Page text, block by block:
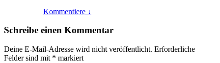
Kommentiere ↓
Schreibe einen Kommentar
Deine E-Mail-Adresse wird nicht veröffentlicht. Erforderliche
Felder sind mit * markiert